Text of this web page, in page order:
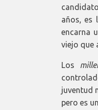
años, es
encarna
viejo que
Los
juventud
pero es